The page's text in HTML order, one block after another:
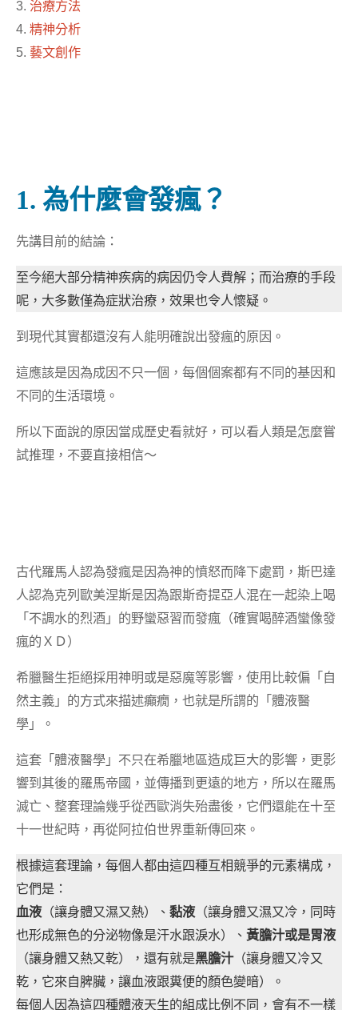
3. 治療方法
4.精神分析
5.藝文創作
1. 為什麼會發瘋？
先講目前的結論：
至今絕大部分精神疾病的病因仍令人費解；而治療的手段
呢，大多數僅為症狀治療，效果也令人懷疑。
到現代其實都還沒有人能明確說出發瘋的原因。
這應該是因為成因不只一個，每個個案都有不同的基因和
不同的生活環境。
所以下面說的原因當成歷史看就好，可以看人類是怎麼嘗
試推理，不要直接相信～
古代羅馬人認為發瘋是因為神的憤怒而降下處罰，斯巴達
人認為克列歐美涅斯是因為跟斯奇提亞人混在一起染上喝
「不調水的烈酒」的野蠻惡習而發瘋（確實喝醉酒蠻像發
瘋的ＸＤ）
希臘醫生拒絕採用神明或是惡魔等影響，使用比較偏「自
然主義」的方式來描述癲癇，也就是所謂的「體液醫
學」。
這套「體液醫學」不只在希臘地區造成巨大的影響，更影
響到其後的羅馬帝國，並傳播到更遠的地方，所以在羅馬
滅亡、整套理論幾乎從西歐消失殆盡後，它們還能在十至
十一世紀時，再從阿拉伯世界重新傳回來。
根據這套理論，每個人都由這四種互相競爭的元素構成，
它們是：
血液（讓身體又濕又熱）、黏液（讓身體又濕又冷，同時
也形成無色的分泌物像是汗水跟淚水）、黃膽汁或是胃液
（讓身體又熱又乾），還有就是黑膽汁（讓身體又冷又
乾，它來自脾臟，讓血液跟糞便的顏色變暗）。
每個人因為這四種體液天生的組成比例不同，會有不一樣